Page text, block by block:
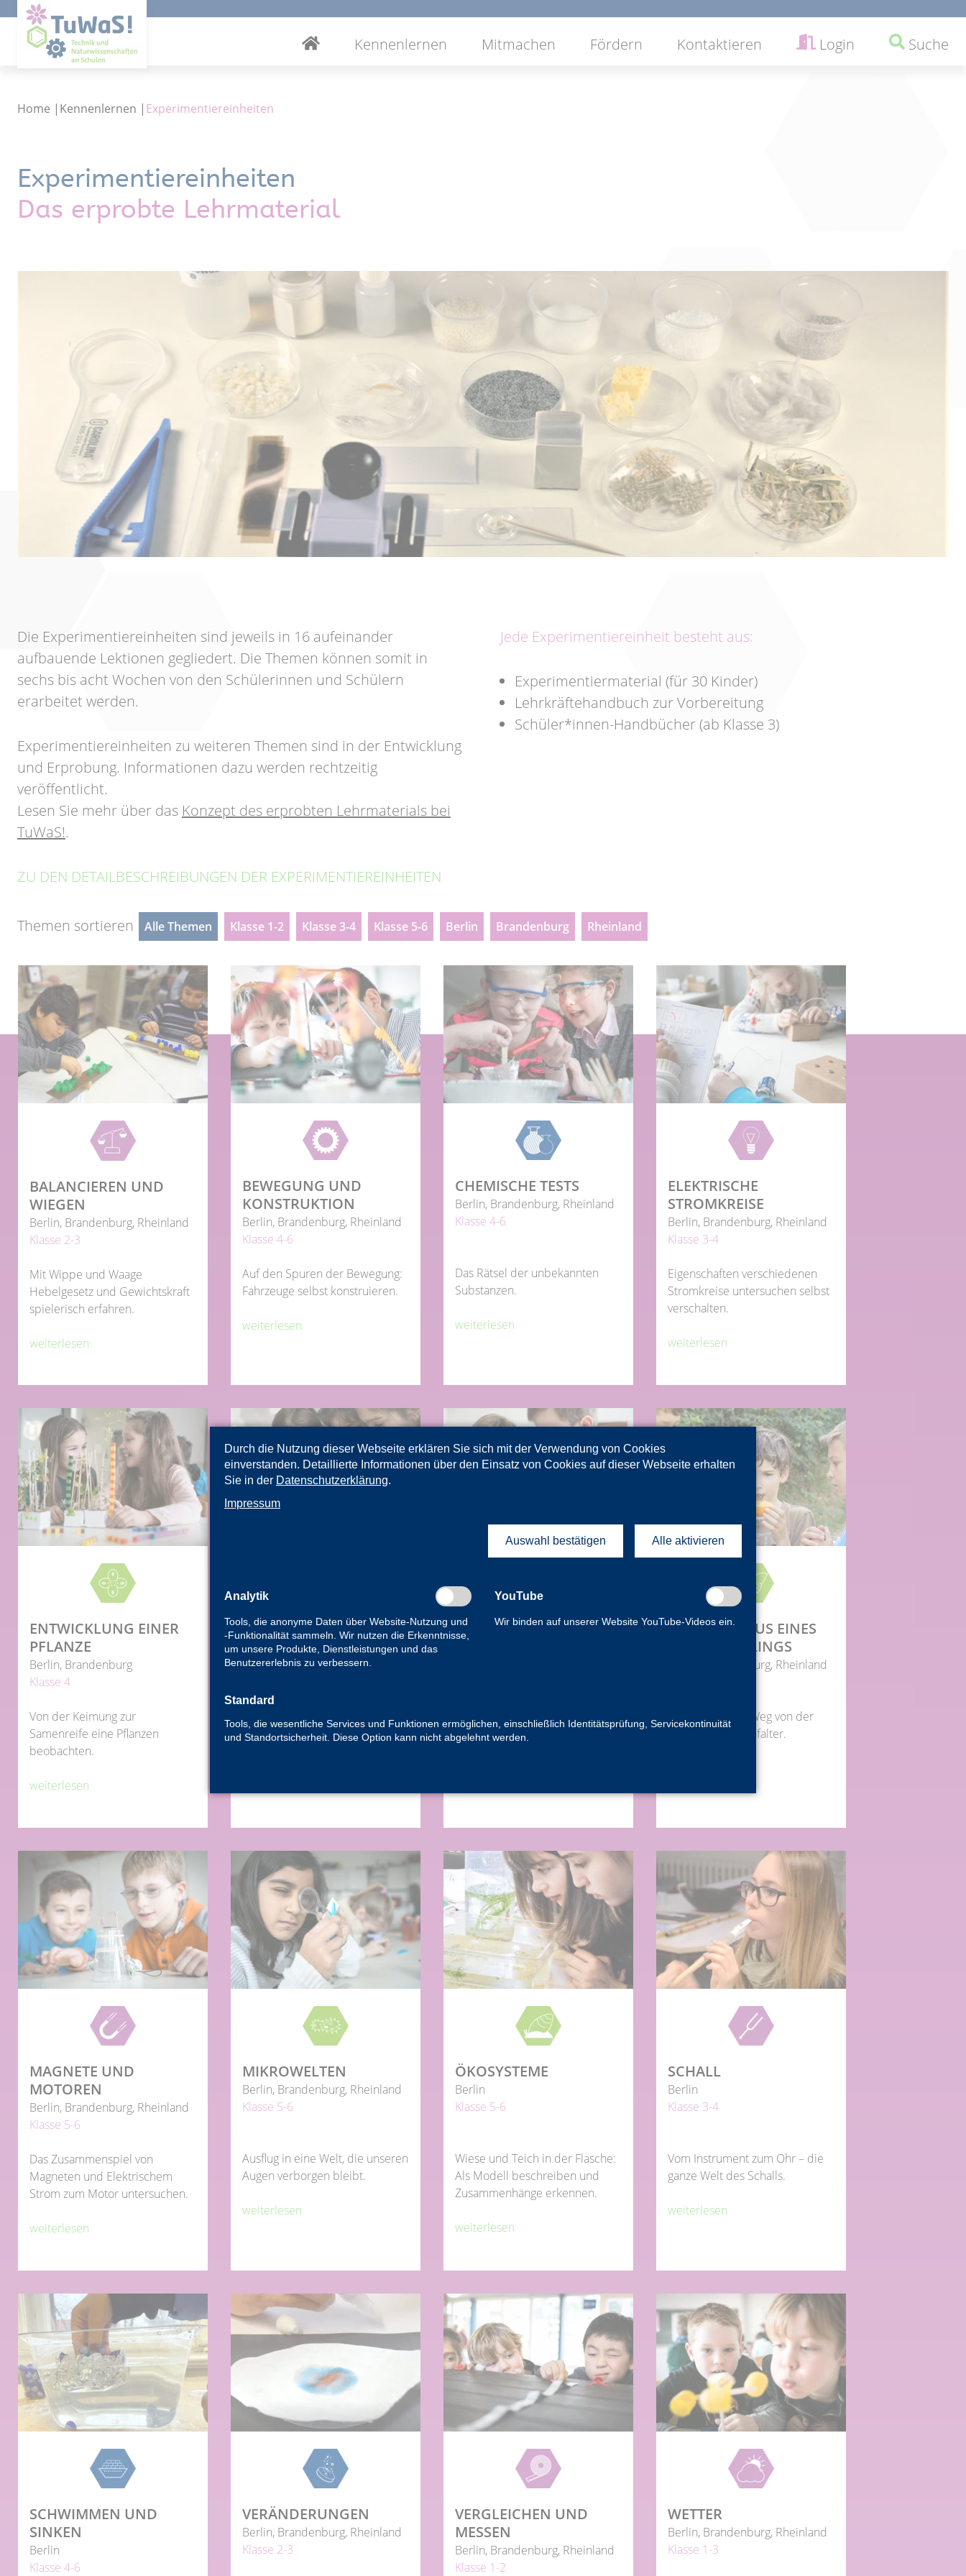
Navigation
Kennenlernen Mitmachen Fördern Kontaktieren Login Suche
Home | Kennenlernen | Experimentiereinheiten
Experimentiereinheiten
Das erprobte Lehrmaterial
Die Experimentiereinheiten sind jeweils in 16 aufeinander
aufbauende Lektionen gegliedert. Die Themen können somit in
sechs bis acht Wochen von den Schülerinnen und Schülern
erarbeitet werden.
Experimentiereinheiten zu weiteren Themen sind in der Entwicklung
und Erprobung. Informationen dazu werden rechtzeitig
veröffentlicht.
Lesen Sie mehr über das Konzept des erprobten Lehrmaterials bei
TuWaS!.
Jede Experimentiereinheit besteht aus:
Experimentiermaterial (für 30 Kinder)
Lehrkräftehandbuch zur Vorbereitung
Schüler*innen-Handbücher (ab Klasse 3)
ZU DEN DETAILBESCHREIBUNGEN DER EXPERIMENTIEREINHEITEN
Themen sortieren Alle Themen Klasse 1-2 Klasse 3-4 Klasse 5-6 Berlin Brandenburg Rheinland
BALANCIEREN UND
WIEGEN
Berlin, Brandenburg, Rheinland
Klasse 2-3
Mit Wippe und Waage
Hebelgesetz und Gewichtskraft
spielerisch erfahren.
weiterlesen
BEWEGUNG UND
KONSTRUKTION
Berlin, Brandenburg, Rheinland
Klasse 4-6
Auf den Spuren der Bewegung:
Fahrzeuge selbst konstruieren.
weiterlesen
CHEMISCHE TESTS
Berlin, Brandenburg, Rheinland
Klasse 4-6
Das Rätsel der unbekannten
Substanzen.
weiterlesen
ELEKTRISCHE
STROMKREISE
Berlin, Brandenburg, Rheinland
Klasse 3-4
Eigenschaften verschiedenen
Stromkreise untersuchen selbst
verschalten.
weiterlesen
ENTWICKLUNG EINER
PFLANZE
Berlin, Brandenburg
Klasse 4
Von der Keimung zur
Samenreife eine Pflanzen
beobachten.
weiterlesen
FESTKÖRPER UND
FLÜSSIGKEITEN
Berlin, Rheinland
Ordnung muss sein: Sortieren
und Sammelbegriffe
LEBENSMITTEL­CHEMIE
Nahrungsmitteln? Wir ermitteln!
LEBENSZYKLUS EINES
SCHMET­TERLINGS
Berlin, Brandenburg, Rheinland
Der spannende Weg von der
Raupe zum Distelfalter.
MAGNETE UND
MOTOREN
Berlin, Brandenburg, Rheinland
Klasse 5-6
Das Zusammenspiel von
Magneten und Elektrischem
Strom zum Motor untersuchen.
weiterlesen
MIKROWELTEN
Berlin, Brandenburg, Rheinland
Klasse 5-6
Ausflug in eine Welt, die unseren
Augen verborgen bleibt.
weiterlesen
ÖKOSYSTEME
Berlin
Klasse 5-6
Wiese und Teich in der Flasche:
Als Modell beschreiben und
Zusammenhänge erkennen.
weiterlesen
SCHALL
Berlin
Klasse 3-4
Vom Instrument zum Ohr – die
ganze Welt des Schalls.
weiterlesen
SCHWIMMEN UND
SINKEN
Berlin
Klasse 4-6
VERÄNDERUNGEN
Berlin, Brandenburg, Rheinland
Klasse 2-3
VERGLEICHEN UND
MESSEN
Berlin, Brandenburg, Rheinland
Klasse 1-2
WETTER
Berlin, Brandenburg, Rheinland
Klasse 1-3
Durch die Nutzung dieser Webseite erklären Sie sich mit der Verwendung von Cookies
einverstanden. Detaillierte Informationen über den Einsatz von Cookies auf dieser Webseite erhalten
Sie in der Datenschutzerklärung.
Impressum
Auswahl bestätigen Alle aktivieren
Analytik
Tools, die anonyme Daten über Website-Nutzung und
-Funktionalität sammeln. Wir nutzen die Erkenntnisse,
um unsere Produkte, Dienstleistungen und das
Benutzererlebnis zu verbessern.
YouTube
Wir binden auf unserer Website YouTube-Videos ein.
Standard
Tools, die wesentliche Services und Funktionen ermöglichen, einschließlich Identitätsprüfung, Servicekontinuität
und Standortsicherheit. Diese Option kann nicht abgelehnt werden.